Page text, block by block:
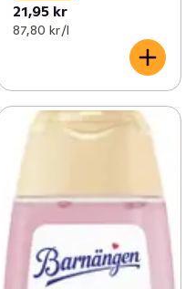
21,95 kr
87,80 kr /l